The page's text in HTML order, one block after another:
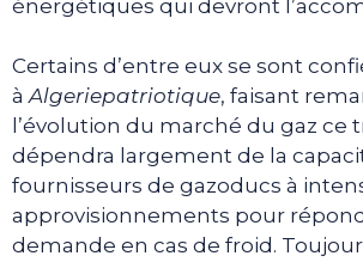
énergétiques qui devront
Certains d’entre eux se sont
àAlgeriepatriotique, faisant
l’évolution du marché du gaz ce
dépendra largement de la
fournisseurs de gazoducs à
approvisionnements pour
demande en cas de froid.